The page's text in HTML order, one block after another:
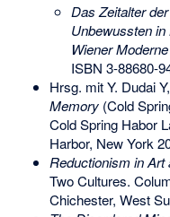
Das Zeitalter
Unbewussten
Wiener
ISBN 3-88680-
Hrsg. mit Y. Dudai
Memory(Cold
Cold Spring Habor
Harbor, New York
Reductionism in Art
Two Cultures.
Chichester, West